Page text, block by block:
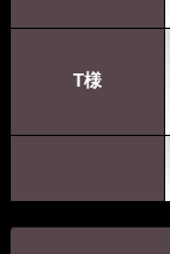
T様